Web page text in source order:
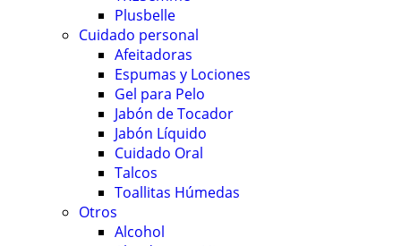
Plusbelle
Cuidado personal
Afeitadoras
Espumas y Lociones
Gel para Pelo
Jabón de Tocador
Jabón Líquido
Cuidado Oral
Talcos
Toallitas Húmedas
Otros
Alcohol